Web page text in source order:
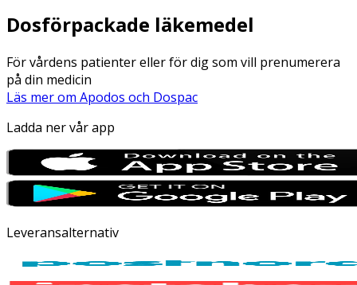
Dosförpackade läkemedel
För vårdens patienter eller för dig som vill prenumerera
på din medicin
Läs mer om Apodos och Dospac
Ladda ner vår app
Leveransalternativ